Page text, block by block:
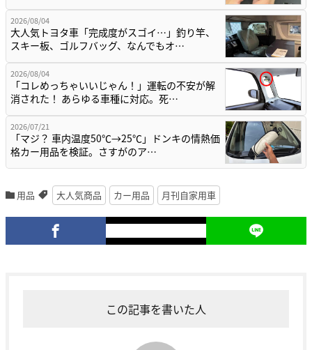
2026/08/04
大人気トヨタ車「完成度がスゴイ…」釣り竿、
スキー板、ゴルフバッグ、なんでもオ…
2026/08/04
「コレめっちゃいいじゃん！」運転の不安が解
消された！ あらゆる車種に対応。死…
2026/07/21
「マジ？ 車内温度50℃→25℃」ドンキの情熱価
格カー用品を検証。さすがのア…
用品 大人気商品 カー用品 月刊自家用車
この記事を書いた人